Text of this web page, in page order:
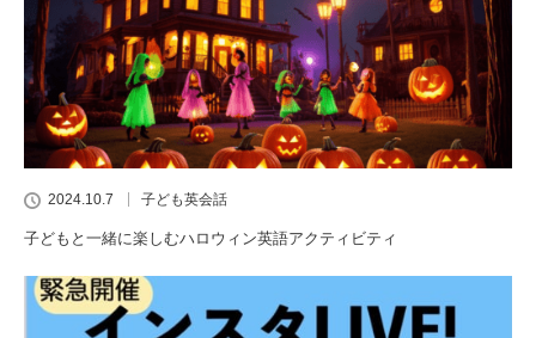
2024.10.7 子ども英会話
子どもと一緒に楽しむハロウィン英語アクティビティ